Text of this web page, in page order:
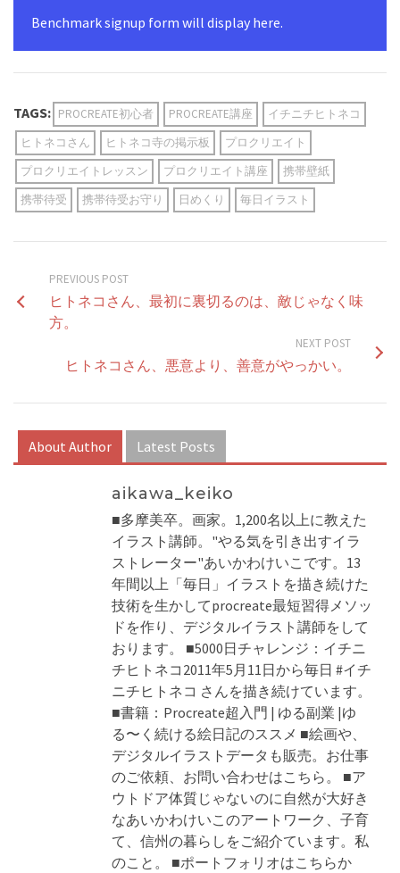
Benchmark signup form will display here.
TAGS: PROCREATE初心者 PROCREATE講座
イチニチヒトネコ
ヒトネコさん
ヒトネコ寺の掲示板
プロクリエイト
プロクリエイトレッスン
プロクリエイト講座
携帯壁紙
携帯待受
携帯待受お守り 日めくり 毎日イラスト
PREVIOUS POST
ヒトネコさん、最初に裏切るのは、敵じゃなく味
方。
NEXT POST
ヒトネコさん、悪意より、善意がやっかい。
About Author Latest Posts
aikawa_keiko
■多摩美卒。画家。1,200名以上に教えた
イラスト講師。"やる気を引き出すイラ
ストレーター"あいかわけいこです。13
年間以上「毎日」イラストを描き続けた
技術を生かしてprocreate最短習得メソッ
ドを作り、デジタルイラスト講師をして
おります。 ■5000日チャレンジ：イチニ
チヒトネコ2011年5月11日から毎日 #イチ
ニチヒトネコ さんを描き続けています。
■書籍：Procreate超入門 | ゆる副業 |ゆ
る〜く続ける絵日記のススメ ■絵画や、
デジタルイラストデータも販売。お仕事
のご依頼、お問い合わせはこちら。 ■ア
ウトドア体質じゃないのに自然が大好き
なあいかわけいこのアートワーク、子育
て、信州の暮らしをご紹介ています。私
のこと。 ■ポートフォリオはこちらか